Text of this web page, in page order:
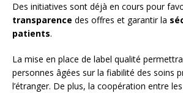
Des initiatives sont déjà en cours pour
transparence des offres et garantir la
patients.
La mise en place de label qualité
personnes âgées sur la fiabilité des soins
l’étranger. De plus, la coopération entre